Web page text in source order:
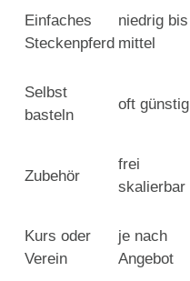
Einfaches
Steckenpferd
niedrig bis
mittel
Selbst
basteln
oft günstig
Zubehör
frei
skalierbar
Kurs oder
Verein
je nach
Angebot